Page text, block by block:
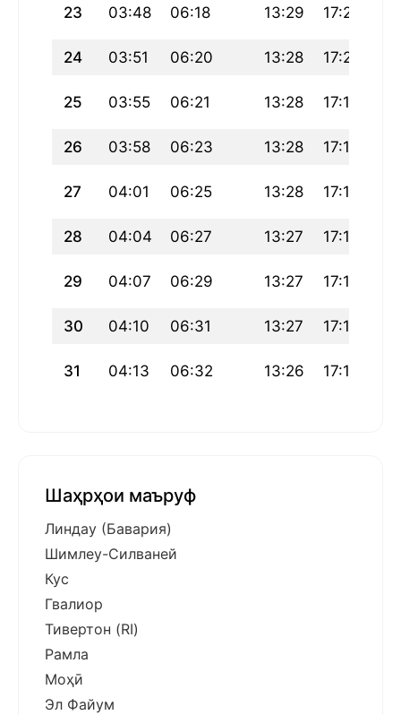
23 03:48 06:18 13:29 17:22
24 03:51 06:20 13:28 17:21
25 03:55 06:21 13:28 17:19
26 03:58 06:23 13:28 17:18
27 04:01 06:25 13:28 17:16
28 04:04 06:27 13:27 17:15
29 04:07 06:29 13:27 17:13
30 04:10 06:31 13:27 17:12
31 04:13 06:32 13:26 17:10
Шаҳрҳои маъруф
Линдау (Бавария)
Шимлеу-Силваней
Кус
Гвалиор
Тивертон (RI)
Рамла
Моҳӣ
Эл Файум